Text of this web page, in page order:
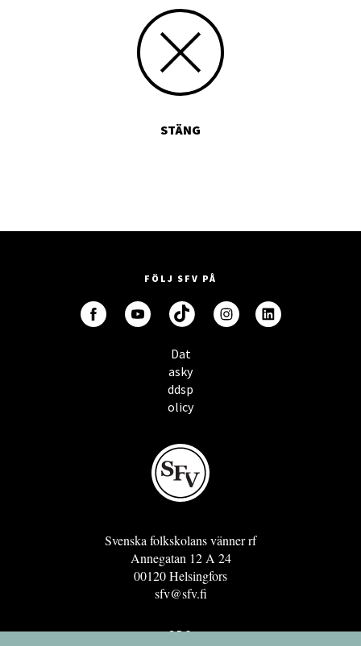
STÄNG
FÖLJ SFV PÅ
Dat
asky
ddsp
olicy
Svenska folkskolans vänner rf
Annegatan 12 A 24
00120 Helsingfors
sfv@sfv.fi
GRO